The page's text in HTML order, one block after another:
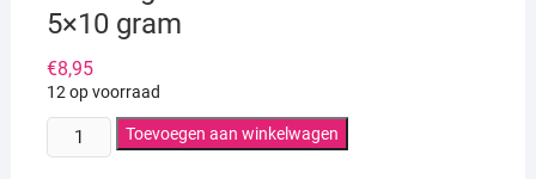
5×10 gram
€8,95
12 op voorraad
Lumea
gel
Toevoegen aan winkelwagen